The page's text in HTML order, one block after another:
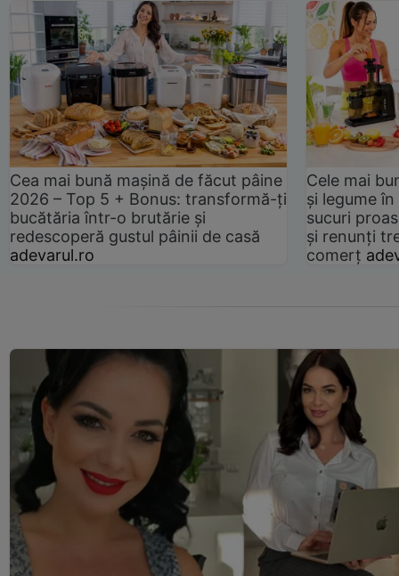
Cea mai bună mașină de făcut pâine
2026 – Top 5 + Bonus: transformă-ți
bucătăria într-o brutărie și
redescoperă gustul pâinii de casă
adevarul.ro
Cele mai
și legume
sucuri
și renunți
comerț